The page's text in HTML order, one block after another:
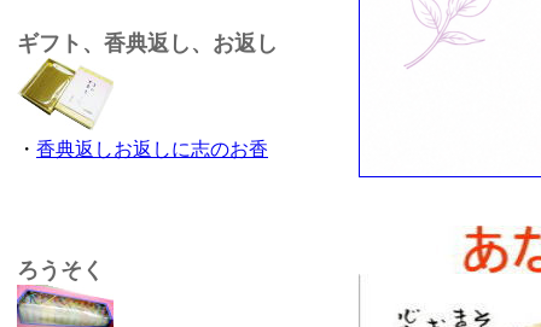
ギフト、香典返し、お返し
・ 香典返しお返しに志のお香
ろうそく